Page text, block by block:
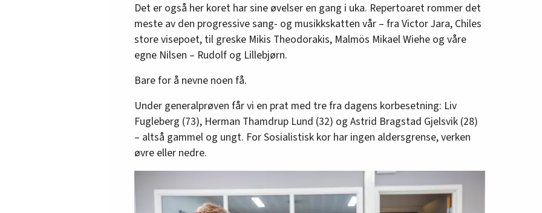
Det er også her koret har sine øvelser en gang i uka. Repertoaret rommer det
meste av den progressive sang- og musikkskatten vår – fra Victor Jara, Chiles
store visepoet, til greske Mikis Theodorakis, Malmös Mikael Wiehe og våre
egne Nilsen – Rudolf og Lillebjørn.
Bare for å nevne noen få.
Under generalprøven får vi en prat med tre fra dagens korbesetning: Liv
Fugleberg (73), Herman Thamdrup Lund (32) og Astrid Bragstad Gjelsvik (28)
– altså gammel og ungt. For Sosialistisk kor har ingen aldersgrense, verken
øvre eller nedre.